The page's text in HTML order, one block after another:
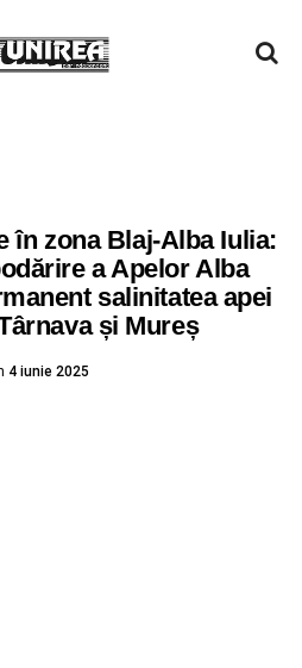
în zona Blaj-Alba Iulia:
a Apelor Alba
salinitatea apei
și Mureș
4 iunie 2025